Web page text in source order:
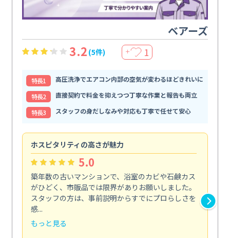
ベアーズ
3.2 (5件) ＋ 1
特⻑1
高圧洗浄でエアコン内部の空気が変わるほどきれいに
特⻑2
直接契約で料金を抑えつつ丁寧な作業と報告も両立
特⻑3
スタッフの身だしなみや対応も丁寧で任せて安心
ホスピタリティの高さが魅力
5.0
築年数の古いマンションで、浴室のカビや石鹸カス
がひどく、市販品では限界がありお願いしました。
スタッフの方は、事前説明からすでにプロらしさを
感...
もっと見る